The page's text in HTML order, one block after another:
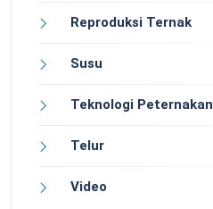
Reproduksi Ternak
Susu
Teknologi Peternakan
Telur
Video